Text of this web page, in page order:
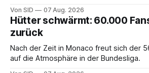
Von SID 07 Aug. 2026
Hütter schwärmt: 60.000
zurück
Nach der Zeit in Monaco freut sich der
auf die Atmosphäre in der Bundesliga.